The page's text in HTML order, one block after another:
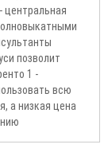
центральная
позволит
1 -
всю
а низкая цена